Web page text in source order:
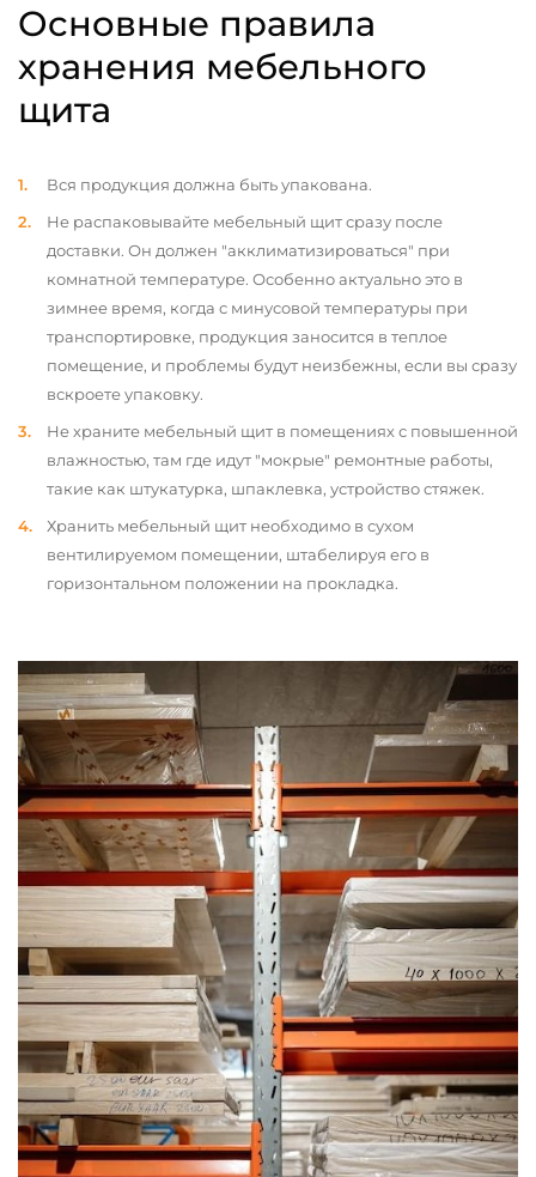
Основные правила
хранения мебельного
щита
Вся продукция должна быть упакована.
Не распаковывайте мебельный щит сразу после
доставки. Он должен "акклиматизироваться" при
комнатной температуре. Особенно актуально это в
зимнее время, когда с минусовой температуры при
транспортировке, продукция заносится в теплое
помещение, и проблемы будут неизбежны, если вы сразу
вскроете упаковку.
Не храните мебельный щит в помещениях с повышенной
влажностью, там где идут "мокрые" ремонтные работы,
такие как штукатурка, шпаклевка, устройство стяжек.
Хранить мебельный щит необходимо в сухом
вентилируемом помещении, штабелируя его в
горизонтальном положении на прокладка.